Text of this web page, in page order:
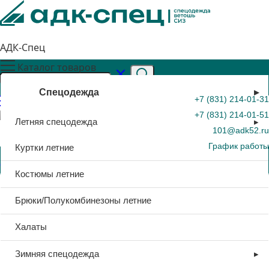
АДК-Спец
+7 (831) 214-01-31
+7 (831) 214-01-51
101@adk52.ru
График работы
0
Каталог товаров
Спецодежда
Летняя спецодежда
Куртки летние
Костюмы летние
Брюки/Полукомбинезоны летние
Халаты
Зимняя спецодежда
Порядок возврата и обмена
товара